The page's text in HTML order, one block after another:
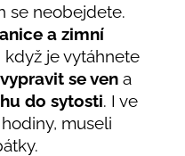
se neobejdete.
a zimní
je vytáhnete
vypravit se ven a
do sytosti. I ve
museli